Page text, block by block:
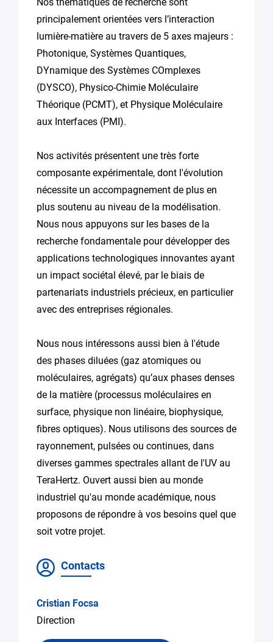
principalement orientées vers l’interaction
lumière-matière au travers de 5 axes majeurs :
Photonique, Systèmes Quantiques,
DYnamique des Systèmes COmplexes
(DYSCO), Physico-Chimie Moléculaire
Théorique (PCMT), et Physique Moléculaire
aux Interfaces (PMI).
Nos activités présentent une très forte
composante expérimentale, dont l'évolution
nécessite un accompagnement de plus en
plus soutenu au niveau de la modélisation.
Nous nous appuyons sur les bases de la
recherche fondamentale pour développer des
applications technologiques innovantes ayant
un impact sociétal élevé, par le biais de
partenariats industriels précieux, en particulier
avec des entreprises régionales.
Nous nous intéressons aussi bien à l'étude
des phases diluées (gaz atomiques ou
moléculaires, agrégats) qu’aux phases denses
de la matière (processus moléculaires en
surface, physique non linéaire, biophysique,
fibres optiques). Nous utilisons des sources de
rayonnement, pulsées ou continues, dans
diverses gammes spectrales allant de l'UV au
TeraHertz. Ouvert aussi bien au monde
industriel qu'au monde académique, nous
proposons de répondre à vos besoins quel que
soit votre projet.
Contacts
Cristian Focsa
Direction